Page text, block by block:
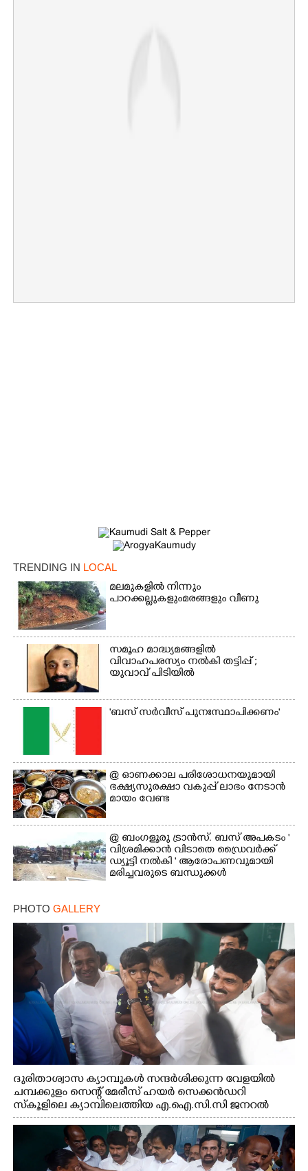
TRENDING IN LOCAL
മലമുകളിൽ നിന്നും
പാറക്കല്ലുകളുംമരങ്ങളും വീണു
സമൂഹ മാദ്ധ്യമങ്ങളിൽ
വിവാഹപരസ്യം നൽകി തട്ടിപ്പ് ;
യുവാവ് പിടിയിൽ
'ബസ് സർവീസ് പുനഃസ്ഥാപിക്കണം'
@​​​​​​​ ഓണക്കാല പരിശോധനയുമായി
ഭക്ഷ്യസുരക്ഷാ വകുപ്പ് ലാഭം നേടാൻ
മായം വേണ്ട
@ ബംഗളൂരു ട്രാൻസ്. ബസ് അപകടം '
വി​ശ്ര​മിക്കാൻ വിടാതെ ഡ്രൈ​വ​ർ​ക്ക്
ഡ്യൂട്ടി നൽകി ' ആരോപണവുമായി
മരിച്ചവരുടെ ബന്ധുക്കൾ
PHOTO GALLERY
ദുരിതാശ്വാസ ക്യാമ്പുകൾ സന്ദർശിക്കുന്ന വേളയിൽ
ചമ്പക്കുളം സെന്റ് മേരീസ് ഹയർ സെക്കൻഡറി
സ്കൂളിലെ ക്യാമ്പിലെത്തിയ എ.ഐ.സി.സി ജനറൽ
സെക്രട്ടറി കെ.സി വേണുഗോപാൽ എം.പി കുരുന്നിനെ
എടുത്ത് ലാളിച്ചപ്പോൾ. സഹകരണ-എക്സൈസ്
വകുപ്പ് മന്ത്രി എം. ലിജു, കൃഷിവകുപ്പ് മന്ത്രി ടി. സിദ്ദിഖ്,
റെജി ചെറിയാൻ എം. എൽ. എ എന്നിവർ സമീപം